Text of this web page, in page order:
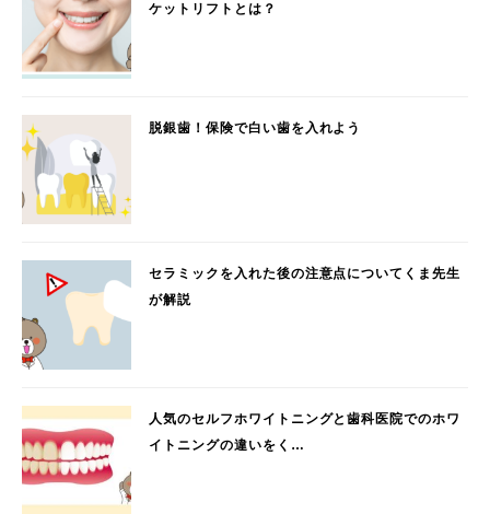
ケットリフトとは？
脱銀歯！保険で白い歯を入れよう
セラミックを入れた後の注意点についてくま先生
が解説
人気のセルフホワイトニングと歯科医院でのホワ
イトニングの違いをく…